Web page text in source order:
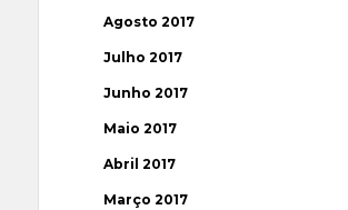
Agosto 2017
Julho 2017
Junho 2017
Maio 2017
Abril 2017
Março 2017